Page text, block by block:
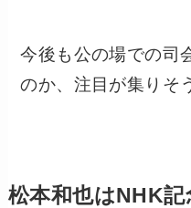
今後も公の場での司
のか、注目が集りそ
松本和也はNHK記